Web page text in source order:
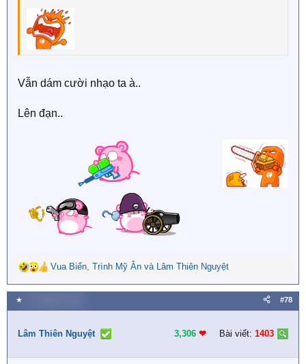
Vẫn dám cười nhạo ta à..
Lên đạn..
R
e
a
c
i
n
Vua Biển, Trình Mỹ Ân và Lâm Thiên Nguyệt
★ #78
Lâm Thiên Nguyệt 3,306 ❤︎ Bài viết: 1403